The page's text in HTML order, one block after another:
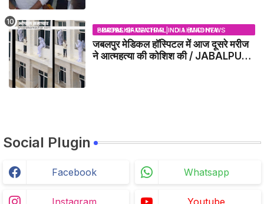
BHOPAL SAMACHAR | NO 1 HINDI NEWS PORTAL OF CENTRAL INDIA (MADHYA PRADESH)
जबलपुर मेडिकल हॉस्पिटल में आज दूसरे मरीज
ने आत्महत्या की कोशिश की / JABALPUR
Social Plugin
Facebook Whatsapp